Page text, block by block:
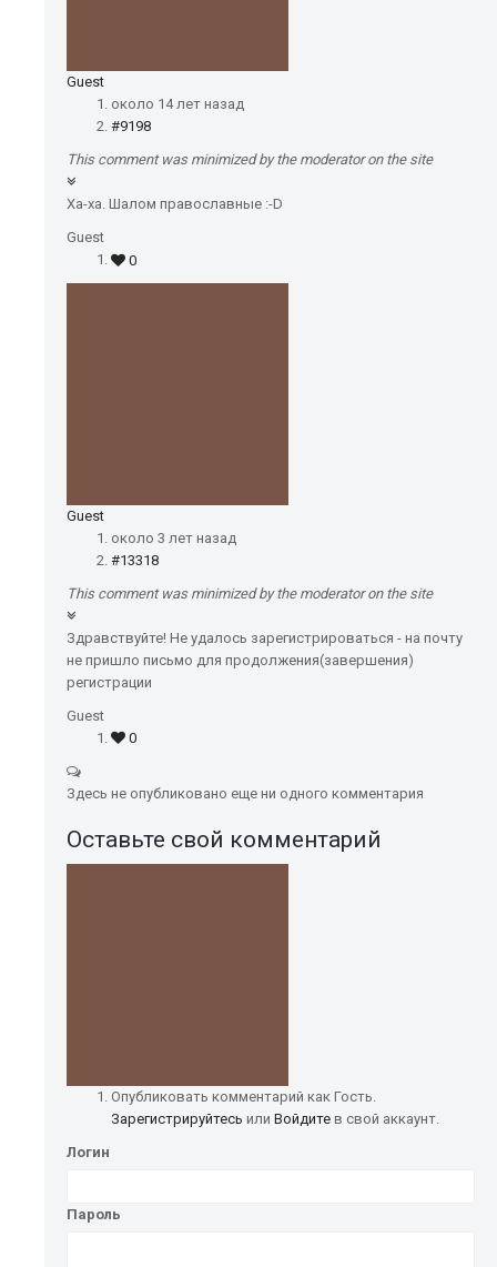
Guest
около 14 лет назад
#9198
This comment was minimized by the moderator on the site
Ха-ха. Шалом православные :-D
Guest
0
Guest
около 3 лет назад
#13318
This comment was minimized by the moderator on the site
Здравствуйте! Не удалось зарегистрироваться - на почту
не пришло письмо для продолжения(завершения)
регистрации
Guest
0
Здесь не опубликовано еще ни одного комментария
Оставьте свой комментарий
Опубликовать комментарий как Гость.
Зарегистрируйтесь или Войдите в свой аккаунт.
Логин
Пароль